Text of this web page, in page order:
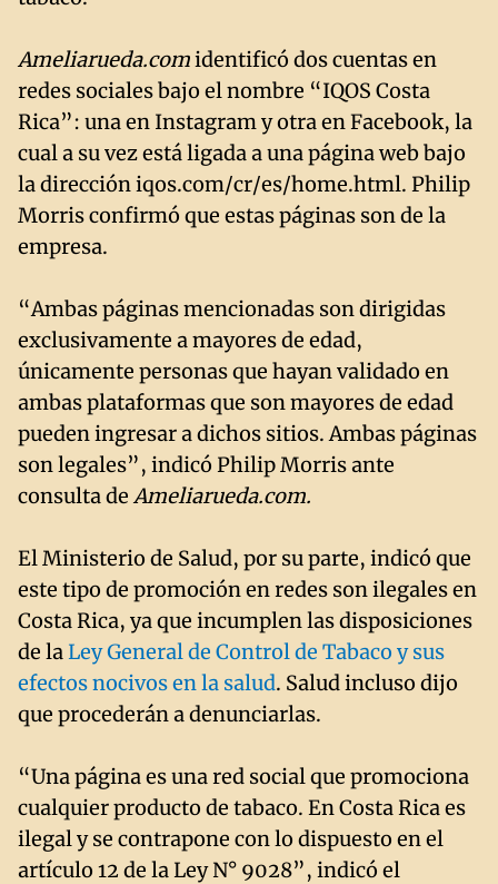
Ameliarueda.comidentificó dos cuentas en
redes sociales bajo el nombre “IQOS Costa
Rica”: una en Instagram y otra en Facebook, la
cual a su vez está ligada a una página web bajo
la dirección iqos.com/cr/es/home.html. Philip
Morris confirmó que estas páginas son de la
empresa.
“Ambas páginas mencionadas son dirigidas
exclusivamente a mayores de edad,
únicamente personas que hayan validado en
ambas plataformas que son mayores de edad
pueden ingresar a dichos sitios. Ambas páginas
son legales”, indicó Philip Morris ante
consulta deAmeliarueda.com.
El Ministerio de Salud, por su parte, indicó que
este tipo de promoción en redes son ilegales en
Costa Rica, ya que incumplen las disposiciones
de laLey General de Control de Tabaco y sus
efectos nocivos en la salud. Salud incluso dijo
que procederán a denunciarlas.
“Una página es una red social que promociona
cualquier producto de tabaco. En Costa Rica es
ilegal y se contrapone con lo dispuesto en el
artículo 12 de la Ley N° 9028”, indicó el